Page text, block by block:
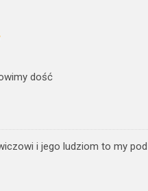
dość
i jego ludziom to my